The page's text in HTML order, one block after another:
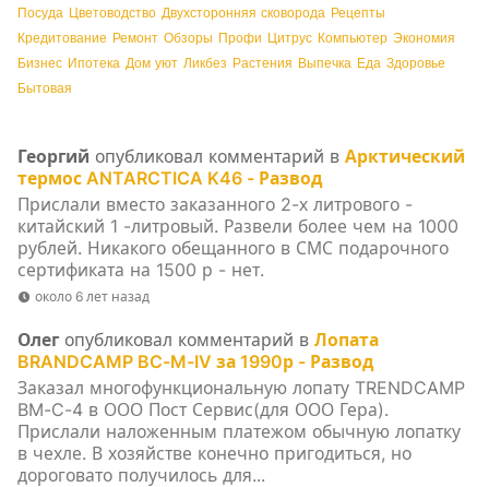
Посуда Цветоводство Двухсторонняя сковорода Рецепты
Кредитование Ремонт Обзоры Профи Цитрус Компьютер Экономия
Бизнес Ипотека Дом уют Ликбез Растения Выпечка Еда Здоровье
Бытовая
Георгий опубликовал комментарий вАрктический
термос ANTARCTICA K46 - Развод
Прислали вместо заказанного 2-х литрового -
китайский 1 -литровый. Развели более чем на 1000
рублей. Никакого обещанного в СМС подарочного
сертификата на 1500 р - нет.
около 6 лет назад
Олег опубликовал комментарий вЛопата
BRANDCAMP BC-M-IV за 1990р - Развод
Заказал многофункциональную лопату TRENDCAMP
BM-C-4 в ООО Пост Сервис(для ООО Гера).
Прислали наложенным платежом обычную лопатку
в чехле. В хозяйстве конечно пригодиться, но
дороговато получилось для...